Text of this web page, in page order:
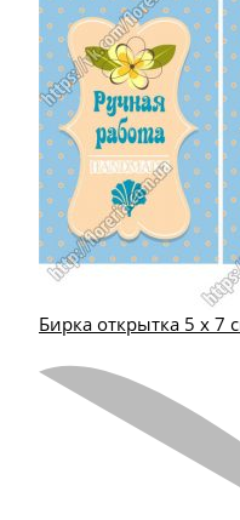
Бирка открытка 5 х 7